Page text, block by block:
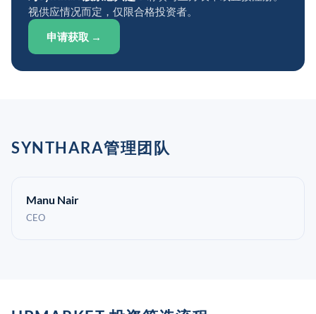
视供应情况而定，仅限合格投资者。
申请获取 →
SYNTHARA管理团队
Manu Nair
CEO